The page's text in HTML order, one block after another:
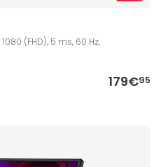
1080 (FHD), 5 ms, 60 Hz,
179€95